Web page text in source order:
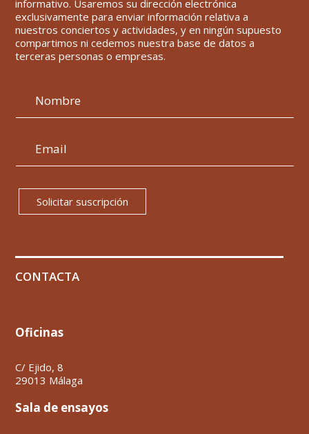
informativo. Usaremos su dirección electrónica
exclusivamente para enviar información relativa a
nuestros conciertos y actividades, y en ningún supuesto
compartimos ni cedemos nuestra base de datos a
terceras personas o empresas.
Solicitar suscripción
CONTACTA
Oficinas
C/ Ejido, 8
29013 Málaga
Sala de ensayos